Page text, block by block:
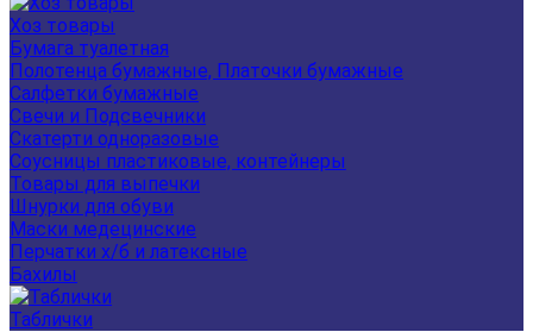
Хоз товары
Бумага туалетная
Полотенца бумажные, Платочки бумажные
Салфетки бумажные
Свечи и Подсвечники
Скатерти одноразовые
Соусницы пластиковые, контейнеры
Товары для выпечки
Шнурки для обуви
Маски медецинские
Перчатки х/б и латексные
Бахилы
Таблички